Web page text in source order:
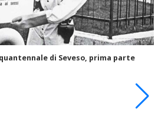
di Seveso, prima parte